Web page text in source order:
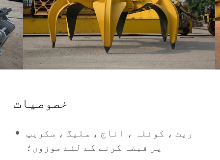
خصوصیات
ریت ، کوئلہ ، اناج ، سلیگ ، سکریپ
پر قبضہ کرنے کے لئے موزوں؛